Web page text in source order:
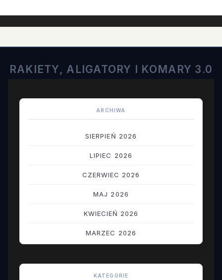
RAKIETY, ALIGATORY I KOMARY 3.0
ARCHIWA
SIERPIEŃ 2026
LIPIEC 2026
CZERWIEC 2026
MAJ 2026
KWIECIEŃ 2026
MARZEC 2026
KATEGORIE